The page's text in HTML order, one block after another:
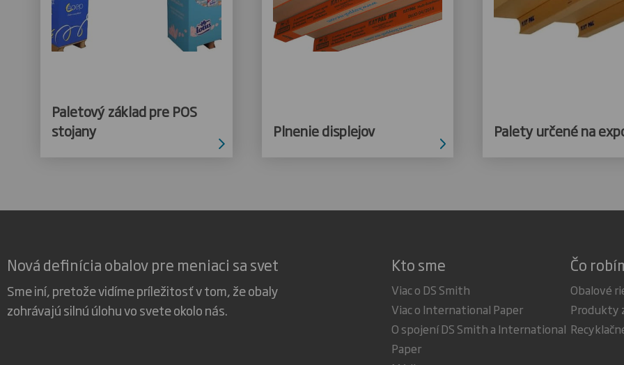
Paletový základ pre POS
stojany
Plnenie displejov Palety určené na
Nová definícia obalov pre meniaci sa svet
Sme iní, pretože vidíme príležitosť v tom, že obaly
zohrávajú silnú úlohu vo svete okolo nás.
Kto sme
Viac o DS Smith
Viac o International Paper
O spojení DS Smith a International
Paper
Čo
Obalové
Produkty